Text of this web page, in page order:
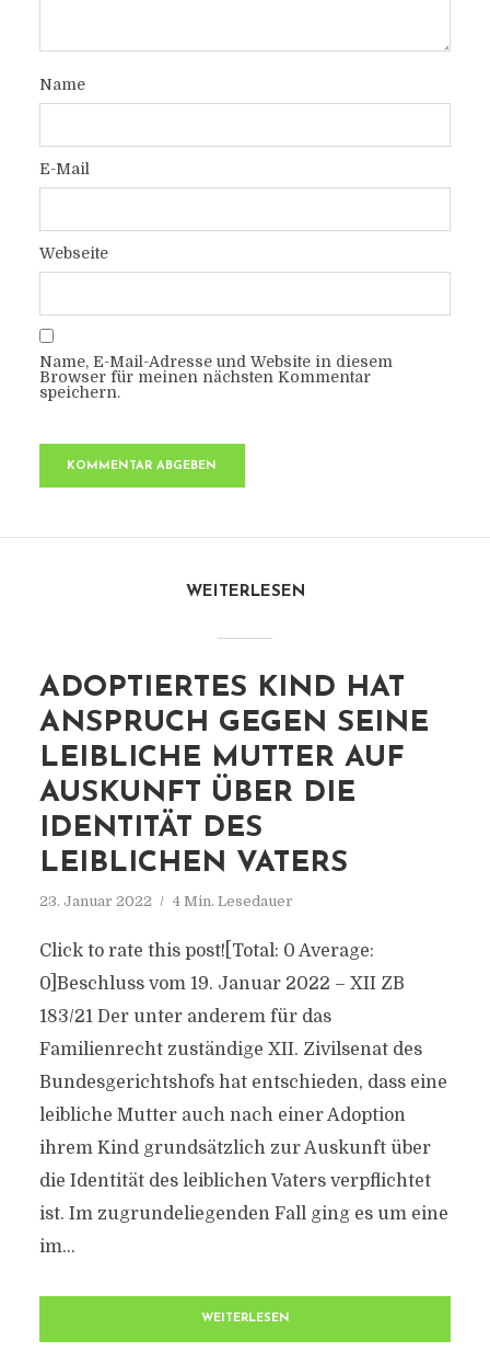
Name
E-Mail
Webseite
Name, E-Mail-Adresse und Website in diesem
Browser für meinen nächsten Kommentar
speichern.
WEITERLESEN
ADOPTIERTES KIND HAT
ANSPRUCH GEGEN SEINE
LEIBLICHE MUTTER AUF
AUSKUNFT ÜBER DIE
IDENTITÄT DES
LEIBLICHEN VATERS
23. Januar 2022 4 Min. Lesedauer
Click to rate this post![Total: 0 Average:
0]Beschluss vom 19. Januar 2022 – XII ZB
183/21 Der unter anderem für das
Familienrecht zuständige XII. Zivilsenat des
Bundesgerichtshofs hat entschieden, dass eine
leibliche Mutter auch nach einer Adoption
ihrem Kind grundsätzlich zur Auskunft über
die Identität des leiblichen Vaters verpflichtet
ist. Im zugrundeliegenden Fall ging es um eine
im...
WEITERLESEN